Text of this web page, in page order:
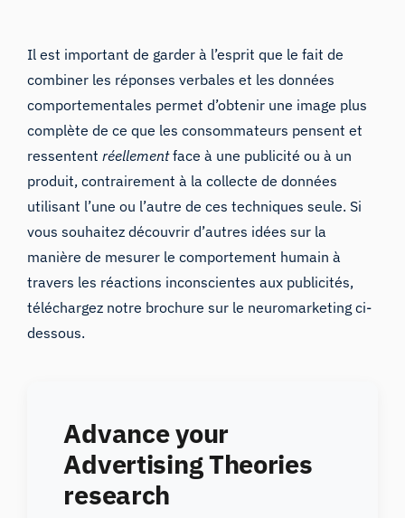
Il est important de garder à l’esprit que le fait de
combiner les réponses verbales et les données
comportementales permet d’obtenir une image plus
complète de ce que les consommateurs pensent et
ressententréellementface à une publicité ou à un
produit, contrairement à la collecte de données
utilisant l’une ou l’autre de ces techniques seule. Si
vous souhaitez découvrir d’autres idées sur la
manière de mesurer le comportement humain à
travers les réactions inconscientes aux publicités,
téléchargez notre brochure sur le neuromarketing ci-
dessous.
Advance your
Advertising Theories
research